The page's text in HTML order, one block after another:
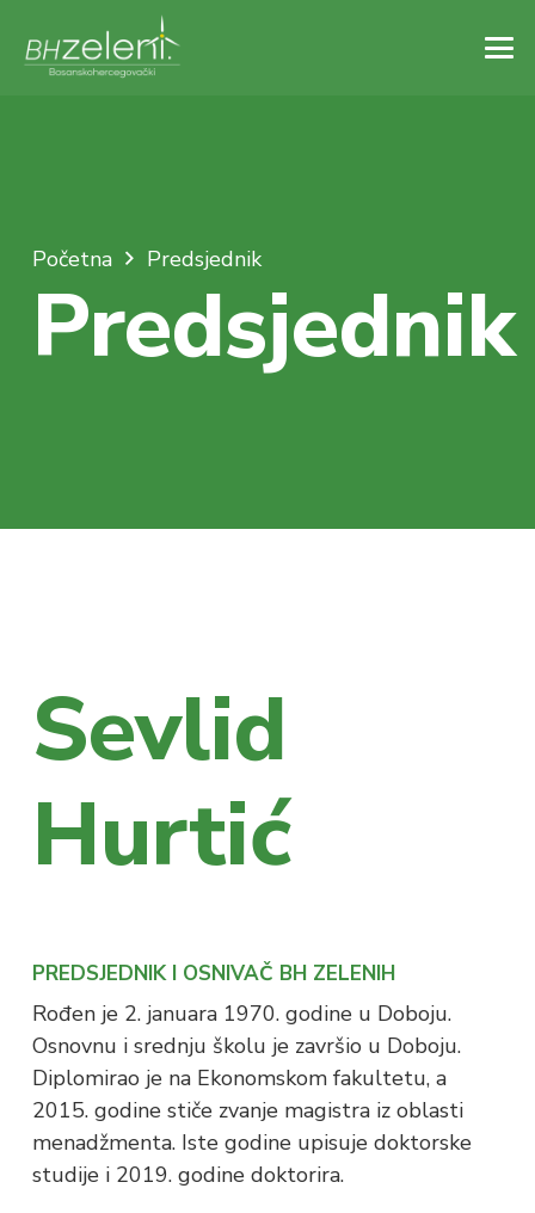
Početna Predsjednik
Predsjednik
Sevlid
Hurtić
PREDSJEDNIK I OSNIVAČ BH ZELENIH
Rođen je 2. januara 1970. godine u Doboju.
Osnovnu i srednju školu je završio u Doboju.
Diplomirao je na Ekonomskom fakultetu, a
2015. godine stiče zvanje magistra iz oblasti
menadžmenta. Iste godine upisuje doktorske
studije i 2019. godine doktorira.